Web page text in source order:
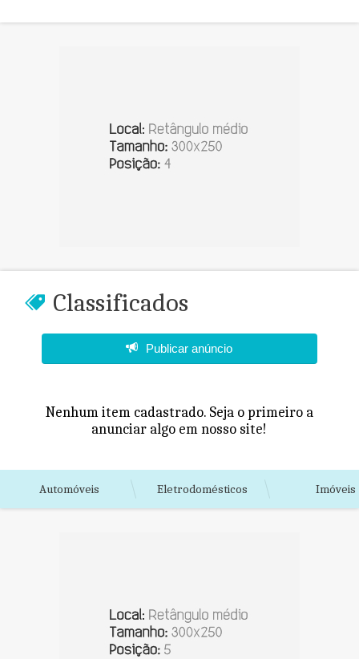
Classificados
Publicar anúncio
Nenhum item cadastrado. Seja o primeiro a
anunciar algo em nosso site!
Automóveis Eletrodomésticos Imóveis